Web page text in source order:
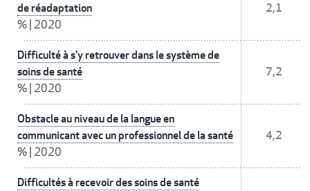
de réadaptation
% 2020
2,1
Difficulté à s'y retrouver dans le système de
soins de santé
% 2020
7,2
Obstacle au niveau de la langue en
communicant avec un professionnel de la santé
% 2020
4,2
Difficultés à recevoir des soins de santé